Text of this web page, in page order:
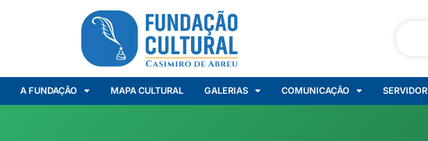
A FUNDAÇÃO MAPA CULTURAL GALERIAS COMUNICAÇÃO SERVIDOR